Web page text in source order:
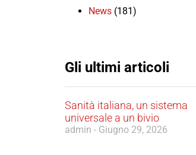
News (181)
Gli ultimi articoli
Sanità italiana, un sistema
universale a un bivio
admin Giugno 29, 2026